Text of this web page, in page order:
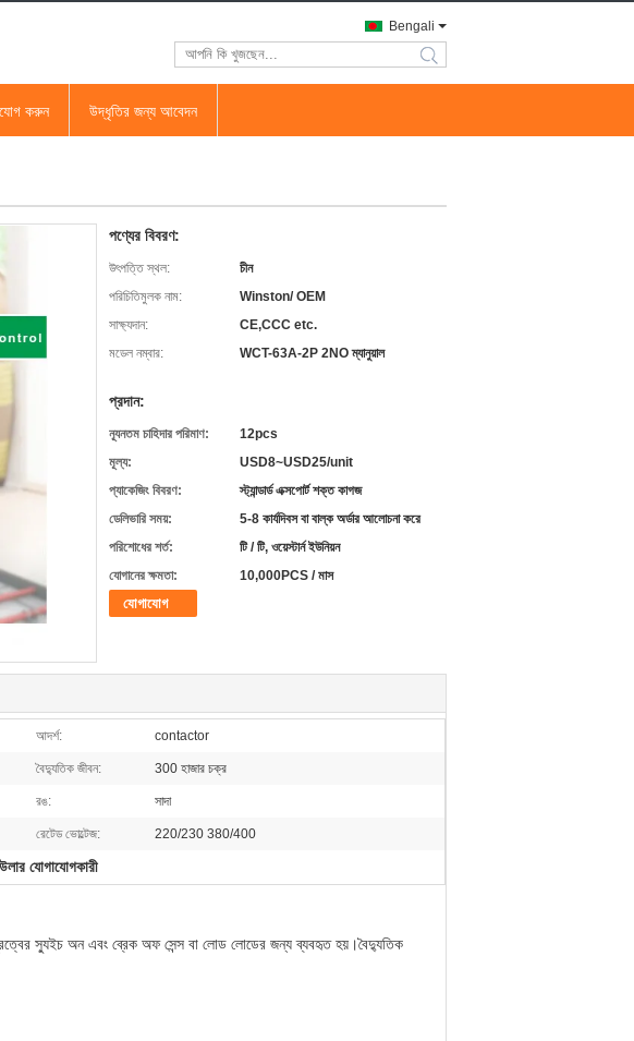
Bengali
search
করুন উদ্ধৃতির জন্য আবেদন
পণ্যের বিবরণ:
উৎপত্তি স্থল:
চীন
পরিচিতিমুলক নাম:
Winston/ OEM
সাক্ষ্যদান:
CE,CCC etc.
মডেল নম্বার:
WCT-63A-2P 2NO ম্যানুয়াল
প্রদান:
ন্যূনতম চাহিদার পরিমাণ:
12pcs
মূল্য:
USD8~USD25/unit
প্যাকেজিং বিবরণ:
স্ট্যান্ডার্ড এক্সপোর্ট শক্ত কাগজ
ডেলিভারি সময়:
5-8 কার্যদিবস বা বাল্ক অর্ডার আলোচনা করে
পরিশোধের শর্ত:
টি / টি, ওয়েস্টার্ন ইউনিয়ন
যোগানের ক্ষমতা:
10,000PCS / মাস
যোগাযোগ
আদর্শ: contactor
বৈদ্যুতিক জীবন: 300 হাজার চক্র
রঙ: সাদা
রেটেড ভোল্টেজ: 220/230 380/400
যোগাযোগকারী
দূরত্বের স্যুইচ অন এবং ব্রেক অফ সেন্স বা লোড লোডের জন্য ব্যবহৃত হয়।বৈদ্যুতিক